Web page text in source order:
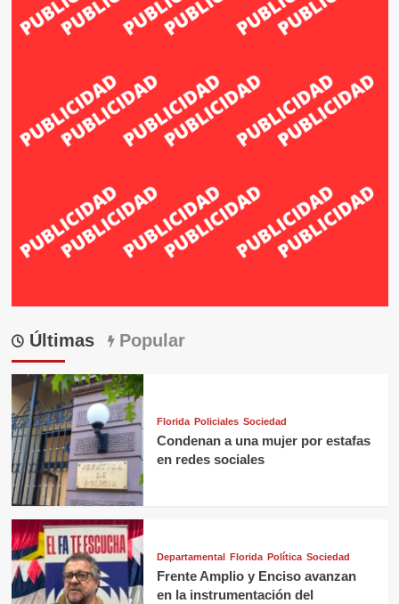
Últimas Popular
Florida Policiales Sociedad
Condenan a una mujer por estafas
en redes sociales
Departamental Florida Política Sociedad
Frente Amplio y Enciso avanzan
en la instrumentación del